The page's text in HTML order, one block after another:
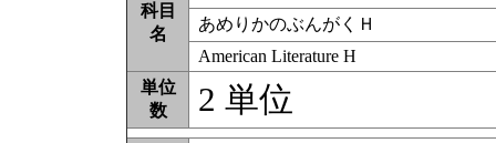
科目
名
あめりかのぶんがくＨ
American Literature H
単位
数
2 単位